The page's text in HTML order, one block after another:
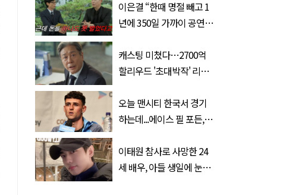
이은결 “한때 명절 빼고 1
년에 350일 가까이 공연했
(이유)
캐스팅 미쳤다…2700억
할리우드 '초대박작' 리메
오늘 맨시티 한국서 경기
하는데...에이스 필 포든,
이태원 참사로 사망한 24
세 배우, 아들 생일에 눈물